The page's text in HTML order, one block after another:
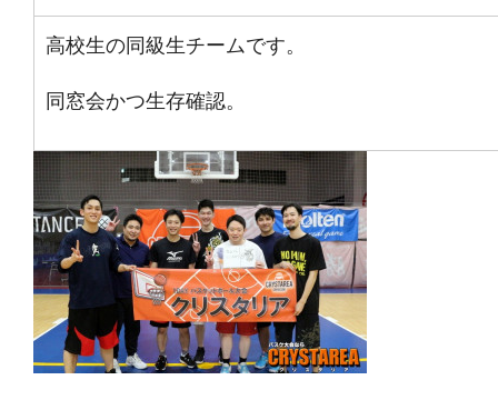
高校生の同級生チームです。
同窓会かつ生存確認。